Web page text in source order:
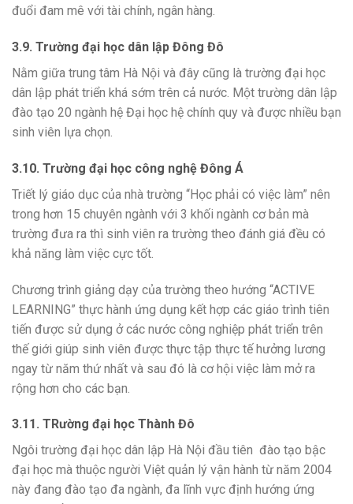
đuổi đam mê với tài chính, ngân hàng.
3.9. Trường đại học dân lập Đông Đô
Nằm giữa trung tâm Hà Nội và đây cũng là trường đại học
dân lập phát triển khá sớm trên cả nước. Một trường dân lập
đào tạo 20 ngành hệ Đại học hệ chính quy và được nhiều bạn
sinh viên lựa chọn.
3.10. Trường đại học công nghệ Đông Á
Triết lý giáo dục của nhà trường “Học phải có việc làm” nên
trong hơn 15 chuyên ngành với 3 khối ngành cơ bản mà
trường đưa ra thì sinh viên ra trường theo đánh giá đều có
khả năng làm việc cực tốt.
Chương trình giảng dạy của trường theo hướng “ACTIVE
LEARNING” thực hành ứng dụng kết hợp các giáo trình tiên
tiến được sử dụng ở các nước công nghiệp phát triển trên
thế giới giúp sinh viên được thực tập thực tế hưởng lương
ngay từ năm thứ nhất và sau đó là cơ hội việc làm mở ra
rộng hơn cho các bạn.
3.11. TRường đại học Thành Đô
Ngôi trường đại học dân lập Hà Nội đầu tiên đào tạo bậc
đại học mà thuộc người Việt quản lý vận hành từ năm 2004
này đang đào tạo đa ngành, đa lĩnh vực định hướng ứng